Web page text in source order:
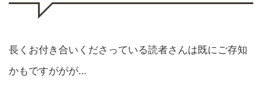
長くお付き合いくださっている読者さんは既にご存知
かもですががが…